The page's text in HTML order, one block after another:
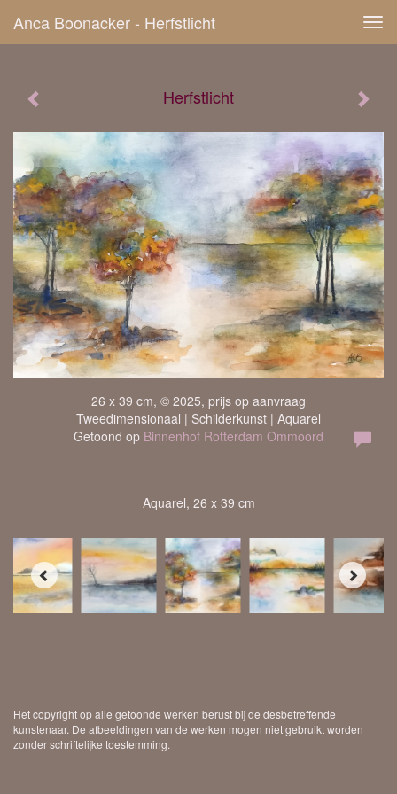
Anca Boonacker - Herfstlicht
Herfstlicht
26 x 39 cm, © 2025, prijs op aanvraag
Tweedimensionaal | Schilderkunst | Aquarel
Getoond op Binnenhof Rotterdam Ommoord
Aquarel, 26 x 39 cm
Het copyright op alle getoonde werken berust bij de desbetreffende
kunstenaar. De afbeeldingen van de werken mogen niet gebruikt worden
zonder schriftelijke toestemming.